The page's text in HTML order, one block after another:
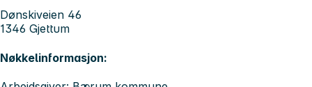
Dønskiveien 46
1346 Gjettum
Nøkkelinformasjon: